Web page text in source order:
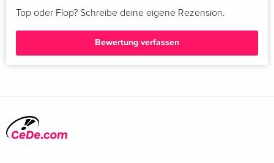
Top oder Flop? Schreibe deine eigene Rezension.
Bewertung verfassen